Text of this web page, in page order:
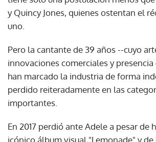
y Quincy Jones, quienes ostentan el
uno.
Pero la cantante de 39 años --cuyo
innovaciones comerciales y
han marcado la industria de forma
perdido reiteradamente en las
importantes.
En 2017 perdió ante Adele a pesar de
icónico álbum visual "Lemonade" y de